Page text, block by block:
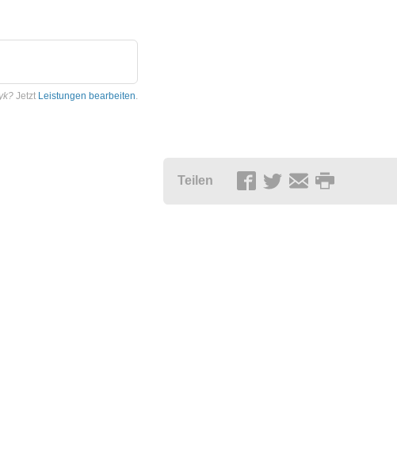
Jetzt Leistungen bearbeiten.
Teilen